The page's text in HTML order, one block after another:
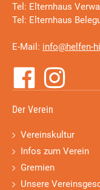
Tel: Elternhaus
Tel: Elternhaus
E-Mail: info@helfen-
Der Verein
Vereinskultur
Infos zum Verein
Gremien
Unsere